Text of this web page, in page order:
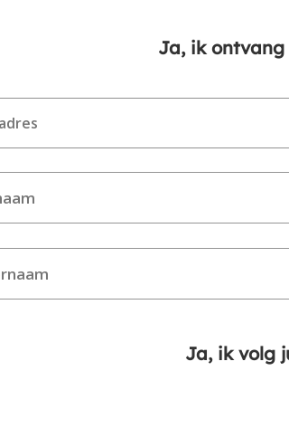
Ja, ik
Ja, ik volg